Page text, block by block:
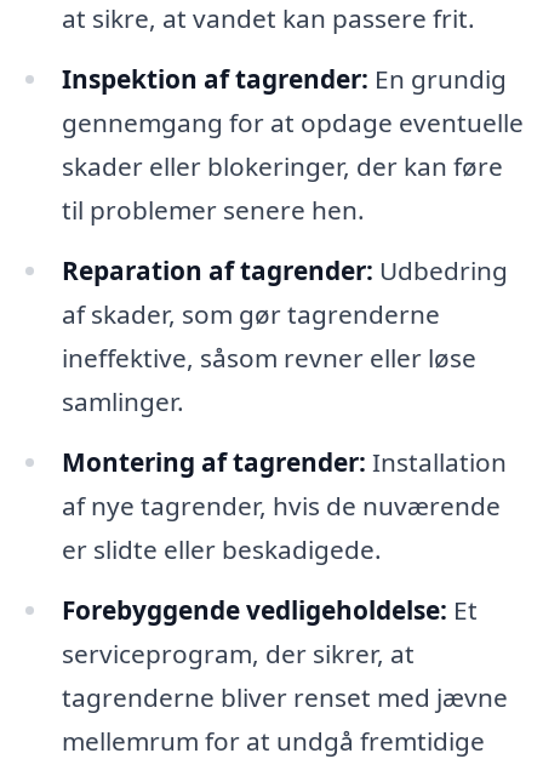
at sikre, at vandet kan passere frit.
Inspektion af tagrender: En grundig
gennemgang for at opdage eventuelle
skader eller blokeringer, der kan føre
til problemer senere hen.
Reparation af tagrender: Udbedring
af skader, som gør tagrenderne
ineffektive, såsom revner eller løse
samlinger.
Montering af tagrender: Installation
af nye tagrender, hvis de nuværende
er slidte eller beskadigede.
Forebyggende vedligeholdelse: Et
serviceprogram, der sikrer, at
tagrenderne bliver renset med jævne
mellemrum for at undgå fremtidige